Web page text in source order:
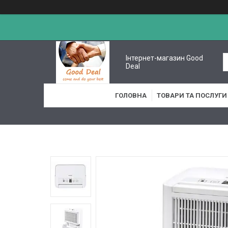
Інтернет-магазин Good
Deal
ГОЛОВНА ТОВАРИ ТА ПОСЛУГИ